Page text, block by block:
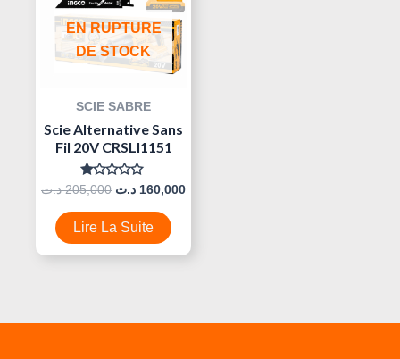
EN RUPTURE
DE STOCK
SCIE SABRE
Scie Alternative Sans
Fil 20V CRSLI1151
Note
Sur
5
205,000 د.ت 160,000 د.ت
Lire La Suite